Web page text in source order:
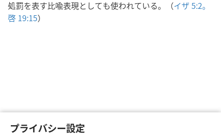
プライバシー設定
処罰を表す比喩表現としても使われている。（イザ 5:2。
啓 19:15）